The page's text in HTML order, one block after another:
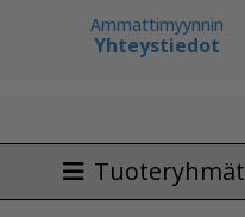
Ammattimyynnin
Yhteystiedot
Tuoteryhmät